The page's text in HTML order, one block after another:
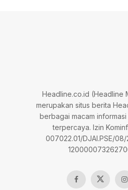
Headline.co.id (Headline
merupakan situs berita
berbagai macam
terpercaya. Izin
007022.01/DJAI.PSE/